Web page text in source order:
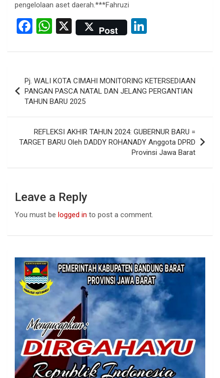
pengelolaan aset daerah.***Fahruzi
F
ce
b
o
o
k
W
at
s
A
p
p
X Post
ke
dI
n
navigation
Pj. WALI KOTA CIMAHI MONITORING KETERSEDIAAN
PANGAN PASCA NATAL DAN JELANG PERGANTIAN
TAHUN BARU 2025
REFLEKSI AKHIR TAHUN 2024: GUBERNUR BARU =
TARGET BARU Oleh DADDY ROHANADY Anggota DPRD
Provinsi Jawa Barat
Leave a Reply
You must be logged in to post a comment.